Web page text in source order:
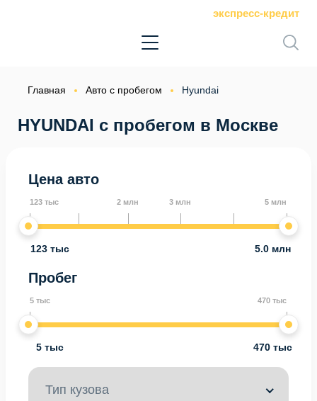
экспресс-кредит
Главная Авто с пробегом Hyundai
HYUNDAI с пробегом в Москве
Цена авто
123 тыс 5.0 млн
123 тыс 2 млн 3 млн 5 млн
Пробег
5 тыс 470 тыс
5 тыс 470 тыс
Тип кузова